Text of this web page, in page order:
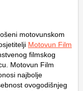
motovunskom
Motovun Film
filmskog
Motovun Film
najbolje
ovogodišnjeg